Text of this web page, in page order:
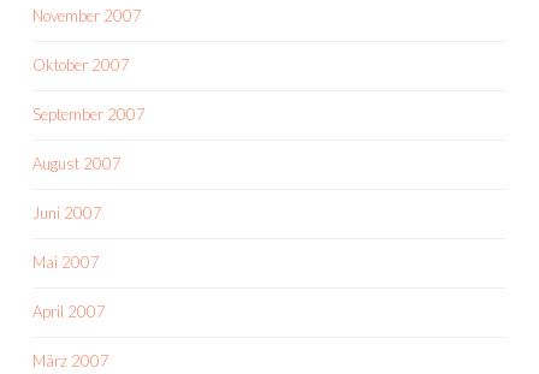
November 2007
Oktober 2007
September 2007
August 2007
Juni 2007
Mai 2007
April 2007
März 2007